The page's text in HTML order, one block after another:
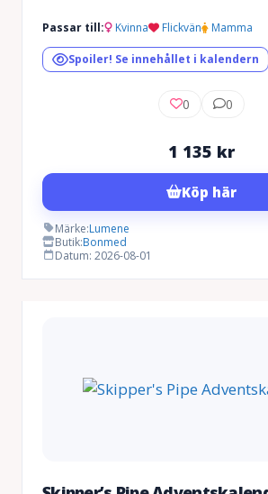
Passar till: Kvinna Flickvän Mamma
Spoiler! Se innehållet i kalendern
0 0
1 135 kr
Köp här
Märke:Lumene
Butik:Bonmed
Datum: 2026-08-01